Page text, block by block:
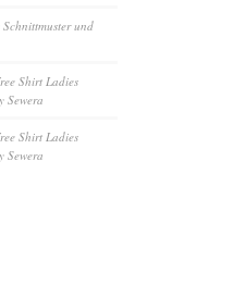
Schnittmuster und
Shirt Ladies
Sewera
Shirt Ladies
Sewera